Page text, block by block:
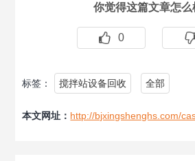
你觉得这篇文章怎么
0
标签： 搅拌站设备回收 全部
本文网址： http://bjxingshenghs.com/